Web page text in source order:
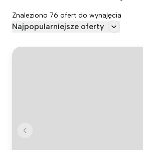
Znaleziono 76 ofert do wynajęcia
Najpopularniejsze oferty